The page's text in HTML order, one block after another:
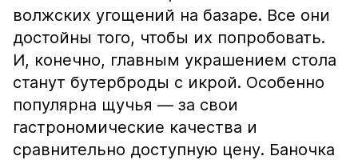
волжских угощений на базаре. Все они
достойны того, чтобы их попробовать.
И, конечно, главным украшением стола
станут бутерброды с икрой. Особенно
популярна щучья — за свои
гастрономические качества и
сравнительно доступную цену. Баночка